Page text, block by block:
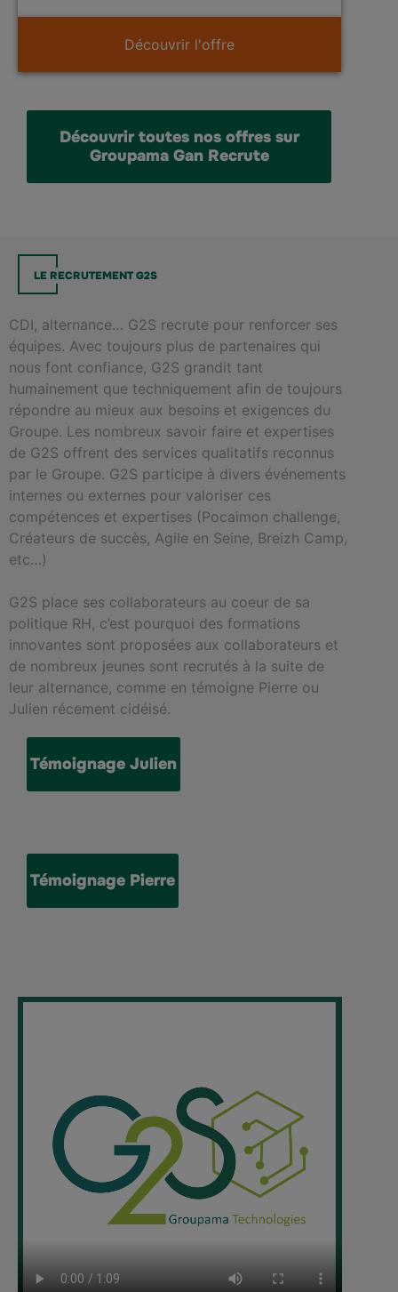
Découvrir l'offre
Découvrir toutes nos offres sur
Groupama Gan Recrute
LE RECRUTEMENT G2S
CDI, alternance… G2S recrute pour renforcer ses
équipes. Avec toujours plus de partenaires qui
nous font confiance, G2S grandit tant
humainement que techniquement afin de toujours
répondre au mieux aux besoins et exigences du
Groupe. Les nombreux savoir faire et expertises
de G2S offrent des services qualitatifs reconnus
par le Groupe. G2S participe à divers événements
internes ou externes pour valoriser ces
compétences et expertises (Pocaimon challenge,
Créateurs de succès, Agile en Seine, Breizh Camp,
etc…)
G2S place ses collaborateurs au coeur de sa
politique RH, c’est pourquoi des formations
innovantes sont proposées aux collaborateurs et
de nombreux jeunes sont recrutés à la suite de
leur alternance, comme en témoigne Pierre ou
Julien récement cidéisé.
Témoignage Julien
Témoignage Pierre